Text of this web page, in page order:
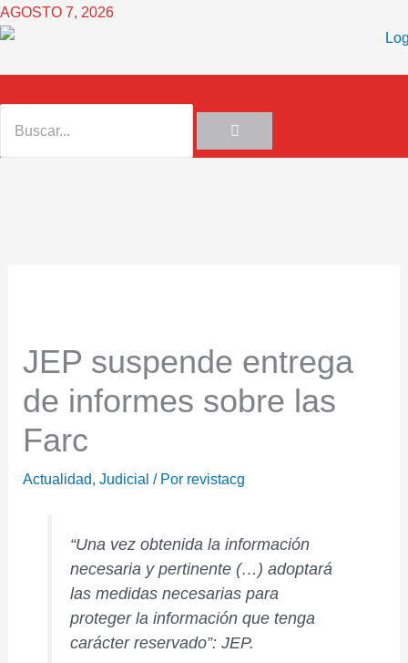
Ir
al
AGOSTO 7, 2026
JEP suspende entrega
de informes sobre las
Farc
Actualidad,Judicial / Por revistacg
“Una vez obtenida la información
necesaria y pertinente (…) adoptará
las medidas necesarias para
proteger la información que tenga
carácter reservado”: JEP.